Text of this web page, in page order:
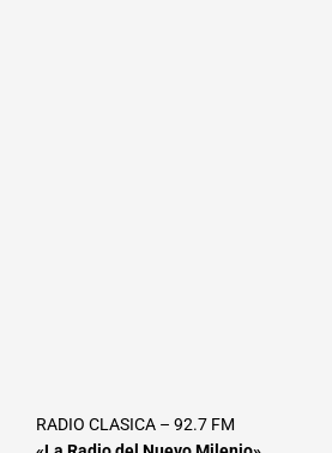
RADIO CLASICA – 92.7 FM